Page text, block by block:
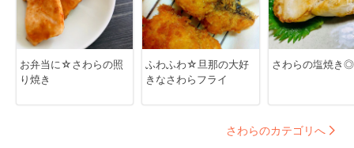
お弁当に☆さわらの照
り焼き
ふわふわ☆旦那の大好
きなさわらフライ
さわらの塩焼き◎
さわらのカテゴリへ